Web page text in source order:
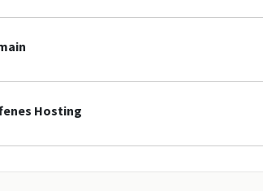
Hosting